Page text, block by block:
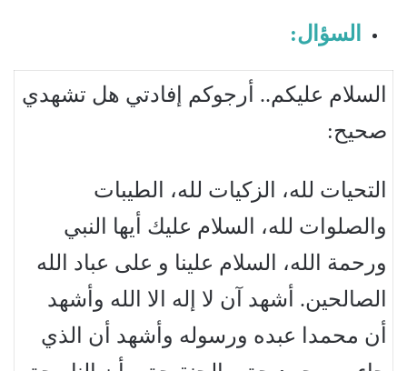
السؤال:
السلام عليكم.. أرجوكم إفادتي هل تشهدي
صحيح:
التحيات لله، الزكيات لله، الطيبات
والصلوات لله، السلام عليك أيها النبي
ورحمة الله، السلام علينا و على عباد الله
الصالحين. أشهد آن لا إله الا الله وأشهد
أن محمدا عبده ورسوله وأشهد أن الذي